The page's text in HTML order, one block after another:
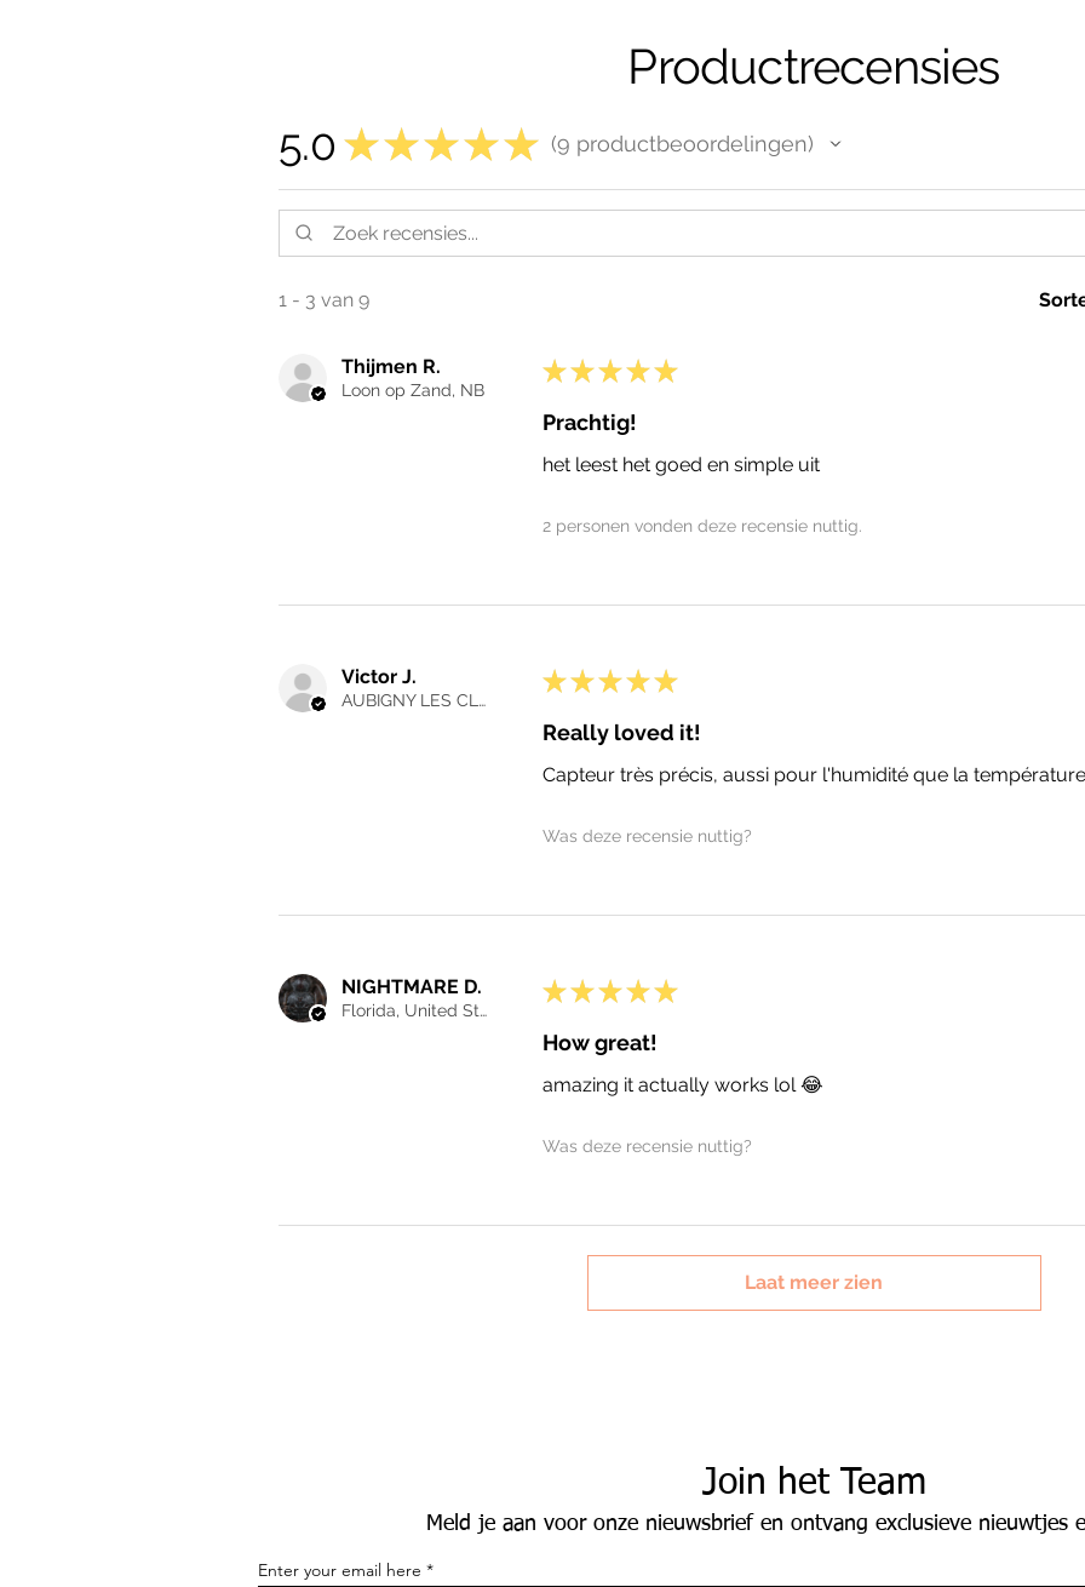
Productrecensies
5.0 ★ ★ ★ ★ ★ 9 productbeoordelingen
9
1 - 3 van 9
Thijmen R.
Loon op Zand, NB
★ ★ ★ ★ ★
Prachtig!
het leest het goed en simple uit
2 personen vonden deze recensie nuttig.
Victor J.
AUBIGNY LES CLOUZEAUX, France
★ ★ ★ ★ ★
Really loved it!
Capteur très précis, aussi pour l'humidité que la
Was deze recensie nuttig?
NIGHTMARE D.
Florida, United States
★ ★ ★ ★ ★
How great!
amazing it actually works lol 😂
Was deze recensie nuttig?
Laat meer zien
Join het Team
Meld je aan voor onze nieuwsbrief en ontvang exclusieve nieuwtjes
Enter your email here